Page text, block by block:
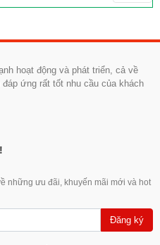
hoạt động và phát triển, cả về
ứng rất tốt nhu cầu của khách
những ưu đãi, khuyến mãi mới và hot
Đăng ký